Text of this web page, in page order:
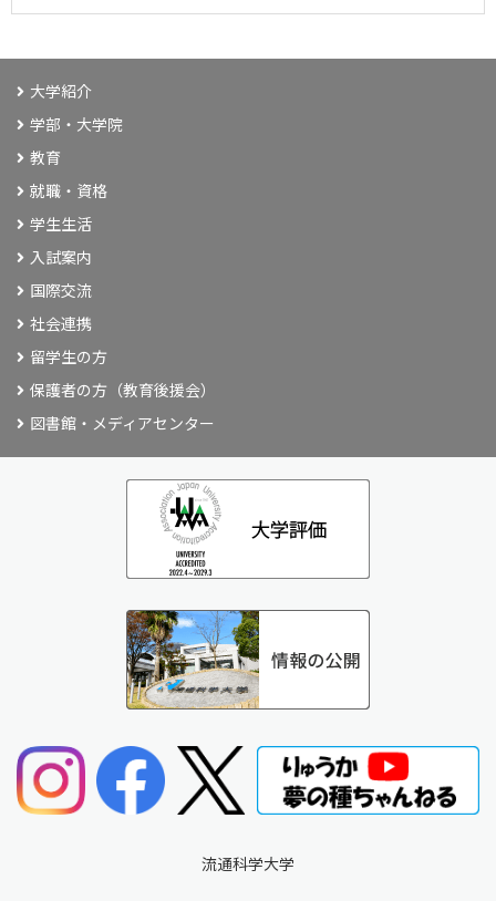
大学紹介
学部・大学院
教育
就職・資格
学生生活
入試案内
国際交流
社会連携
留学生の方
保護者の方（教育後援会）
図書館・メディアセンター
流通科学大学